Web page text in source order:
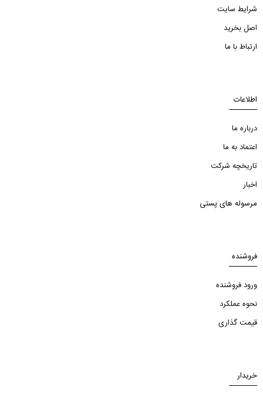
شرایط سایت
اصل بخرید
ارتباط با ما
اطلاعات
درباره ما
اعتماد به ما
تاریخچه شرکت
اخبار
مرسوله های پستی
فروشنده
ورود فروشنده
نحوه عملکرد
قیمت گذاری
خریدار